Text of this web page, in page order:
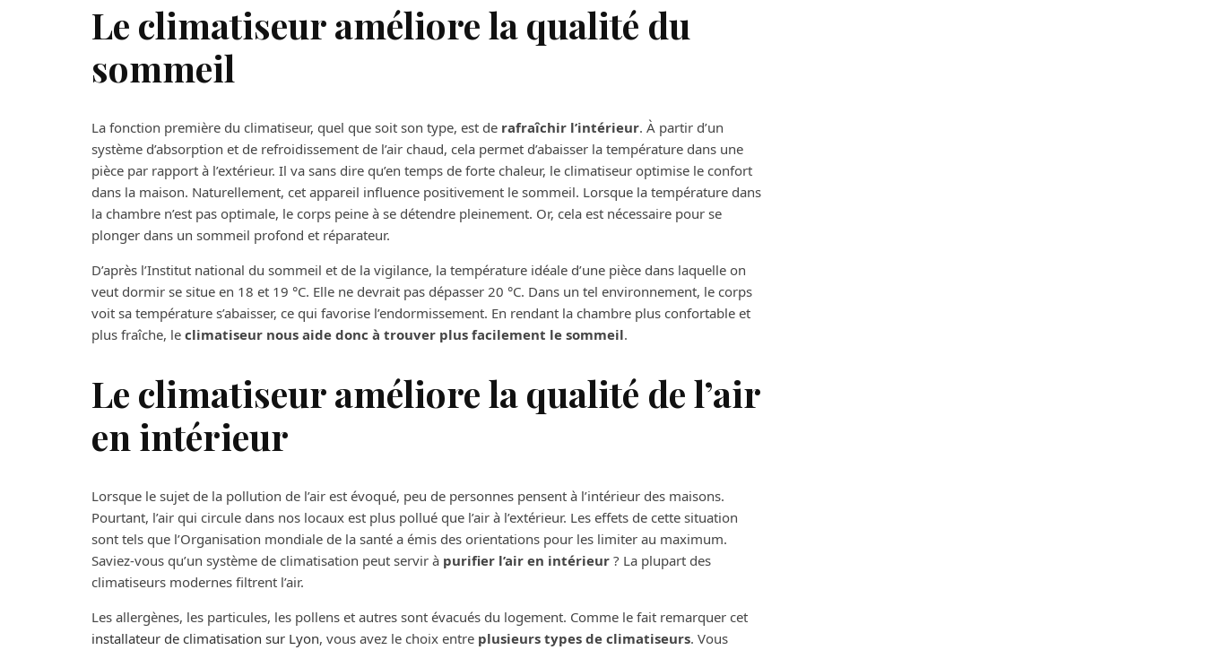
Le climatiseur améliore la qualité du
sommeil
La fonction première du climatiseur, quel que soit son type, est de rafraîchir l’intérieur. À partir d’un
système d’absorption et de refroidissement de l’air chaud, cela permet d’abaisser la température dans une
pièce par rapport à l’extérieur. Il va sans dire qu’en temps de forte chaleur, le climatiseur optimise le confort
dans la maison. Naturellement, cet appareil influence positivement le sommeil. Lorsque la température dans
la chambre n’est pas optimale, le corps peine à se détendre pleinement. Or, cela est nécessaire pour se
plonger dans un sommeil profond et réparateur.
D’après l’Institut national du sommeil et de la vigilance, la température idéale d’une pièce dans laquelle on
veut dormir se situe en 18 et 19 °C. Elle ne devrait pas dépasser 20 °C. Dans un tel environnement, le corps
voit sa température s’abaisser, ce qui favorise l’endormissement. En rendant la chambre plus confortable et
plus fraîche, le climatiseur nous aide donc à trouver plus facilement le sommeil.
Le climatiseur améliore la qualité de l’air
en intérieur
Lorsque le sujet de la pollution de l’air est évoqué, peu de personnes pensent à l’intérieur des maisons.
Pourtant, l’air qui circule dans nos locaux est plus pollué que l’air à l’extérieur. Les effets de cette situation
sont tels que l’Organisation mondiale de la santé a émis des orientations pour les limiter au maximum.
Saviez-vous qu’un système de climatisation peut servir à purifier l’air en intérieur ? La plupart des
climatiseurs modernes filtrent l’air.
Les allergènes, les particules, les pollens et autres sont évacués du logement. Comme le fait remarquer cet
installateur de climatisation sur Lyon, vous avez le choix entre plusieurs types de climatiseurs. Vous